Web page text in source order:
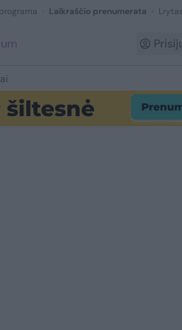
Laikraščio prenumerata